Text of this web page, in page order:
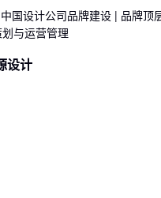
国设计公司品牌建设 | 品牌顶
与运营管理
设计